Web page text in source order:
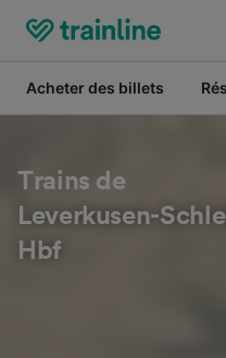
Acheter des billets
Trains de
Leverkusen-
Hbf